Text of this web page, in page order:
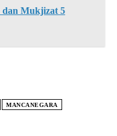
dan Mukjizat 5
MANCANEGARA